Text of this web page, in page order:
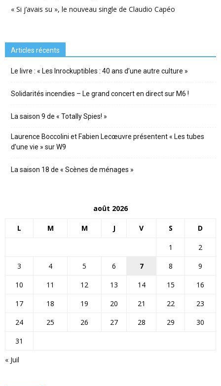
« Si j’avais su », le nouveau single de Claudio Capéo
Articles récents
Le livre : « Les Inrockuptibles : 40 ans d’une autre culture »
Solidarités incendies – Le grand concert en direct sur M6 !
La saison 9 de « Totally Spies! »
Laurence Boccolini et Fabien Lecœuvre présentent « Les tubes
d’une vie » sur W9
La saison 18 de « Scènes de ménages »
août 2026
L M M J V S D
« Juil
1
2
3
4 5 6 7 8
9
10
11 12 13 14 15
16
17
18 19 20 21 22
23
24
25 26 27 28 29
30
31